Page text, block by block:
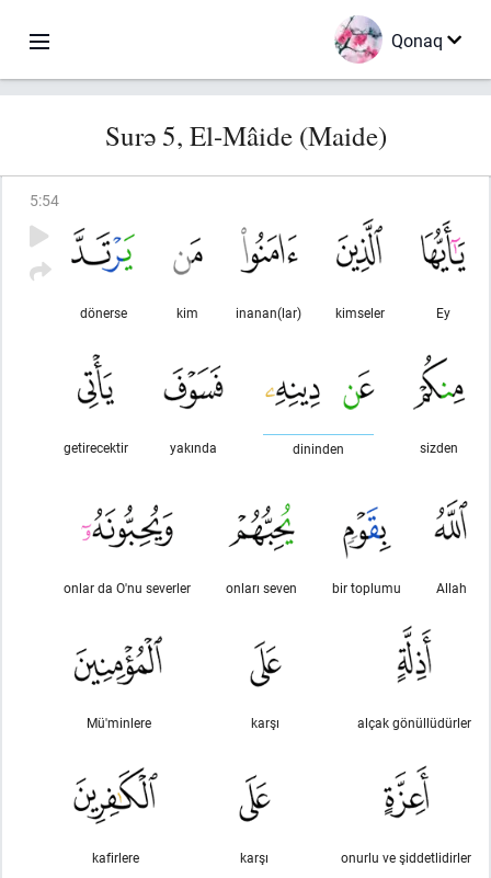
Qonaq
Surə 5, El-Mâide (Maide)
5:54
Ey
kimseler
inanan(lar)
kim
dönerse
sizden
dininden
yakında
getirecektir
Allah
bir toplumu
onları seven
onlar da O'nu severler
alçak gönüllüdürler
karşı
Mü'minlere
onurlu ve şiddetlidirler
karşı
kafirlere